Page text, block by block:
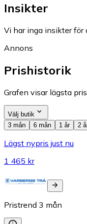
Insikter
Vi har inga insikter för
Annons
Prishistorik
Grafen visar lägsta
Välj butik
3 mån
6 mån 1 år 2
Lägst nypris just nu
1 465 kr
Pristrend 3 mån